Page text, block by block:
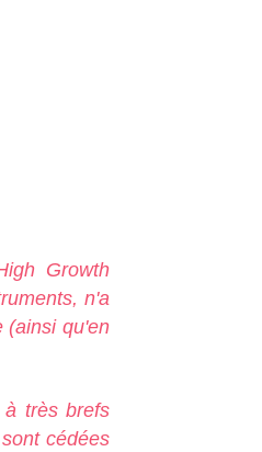
Growth
n'a
(ainsi qu'en
à très brefs
cédées